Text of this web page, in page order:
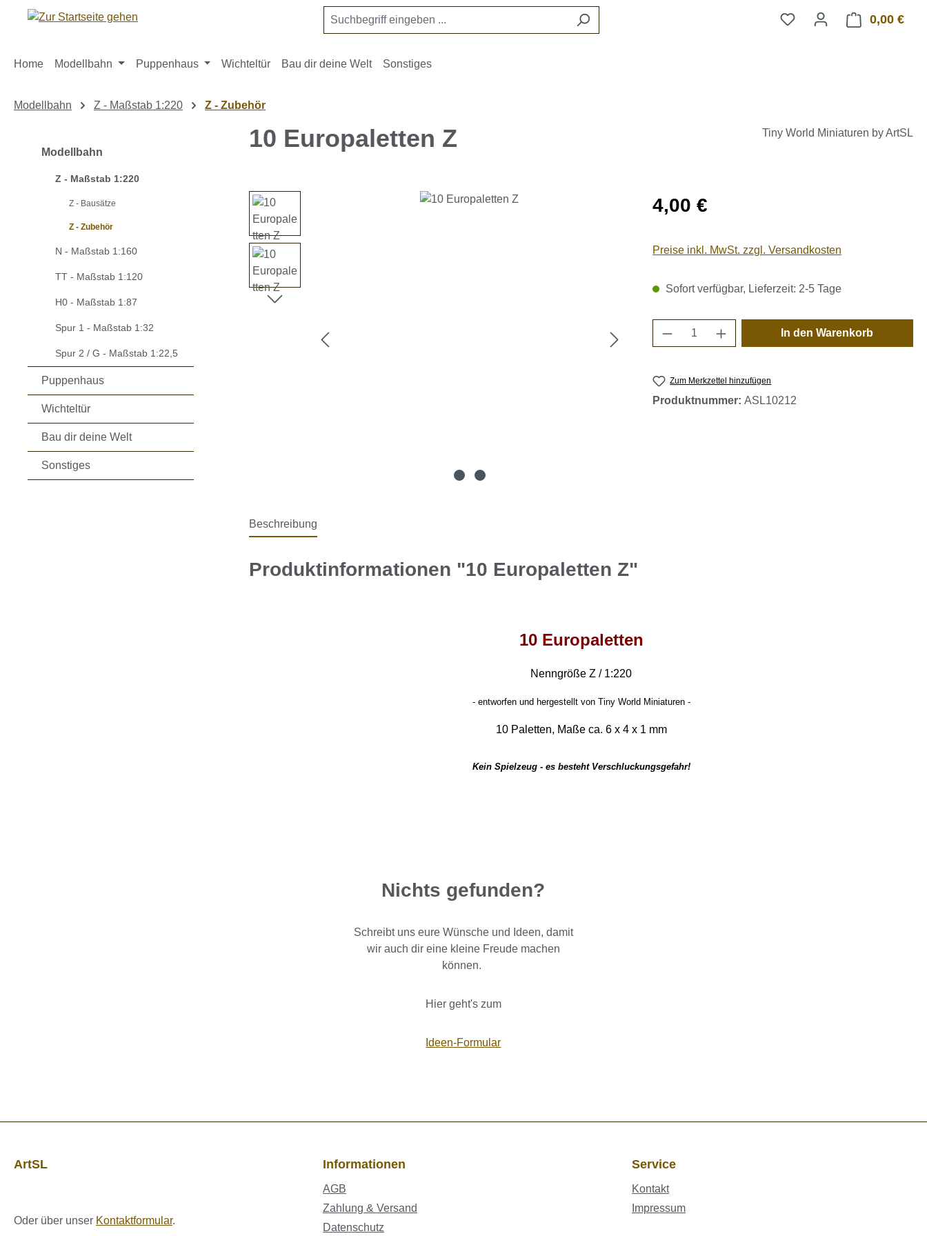
Hauptinhalt springen
Zur Suche springen
Zur Hauptnavigation springen 0,00 €
Home Modellbahn Puppenhaus Wichteltür Bau dir deine Welt Sonstiges
Modellbahn Z - Maßstab 1:220 Z - Zubehör
Modellbahn
Z - Maßstab 1:220
Z - Bausätze
Z - Zubehör
N - Maßstab 1:160
TT - Maßstab 1:120
H0 - Maßstab 1:87
Spur 1 - Maßstab 1:32
Spur 2 / G - Maßstab 1:22,5
Puppenhaus
Wichteltür
Bau dir deine Welt
Sonstiges
10 Europaletten Z Tiny World Miniaturen by ArtSL
Bildergalerie überspringen Regulärer Preis:
4,00 €
Preise inkl. MwSt. zzgl. Versandkosten
Sofort verfügbar, Lieferzeit: 2-5 Tage
Produkt Anzahl: Gib den
In den Warenkorb
Zum Merkzettel hinzufügen
Produktnummer:ASL10212
Beschreibung
Produktinformationen "10 Europaletten Z"
10 Europaletten
Nenngröße Z / 1:220
- entworfen und hergestellt von Tiny World Miniaturen -
10 Paletten, Maße ca. 6 x 4 x 1 mm
Kein Spielzeug - es besteht Verschluckungsgefahr!
Nichts gefunden?
Schreibt uns eure Wünsche und Ideen, damit
wir auch dir eine kleine Freude machen
können.
Hier geht's zum
Ideen-Formular
ArtSL
Oder über unser Kontaktformular.
Informationen
AGB
Zahlung & Versand
Datenschutz
Service
Kontakt
Impressum